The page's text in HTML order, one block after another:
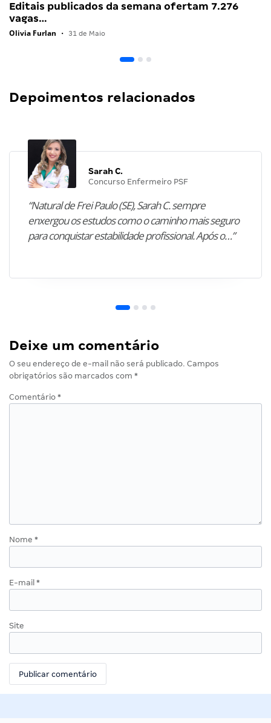
Editais publicados da semana ofertam 7.276
vagas…
Olivia Furlan • 31 de Maio
Depoimentos relacionados
Sarah C.
Concurso Enfermeiro PSF
“Natural de Frei Paulo (SE), Sarah C. sempre
enxergou os estudos como o caminho mais seguro
para conquistar estabilidade profissional. Após o…”
Deixe um comentário
O seu endereço de e-mail não será publicado. Campos
obrigatórios são marcados com *
Comentário *
Nome *
E-mail *
Site